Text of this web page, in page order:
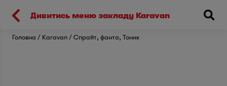
Киев
Головна Karavan Спрайт, фанта, Тоник
Дивитись меню закладу Karavan